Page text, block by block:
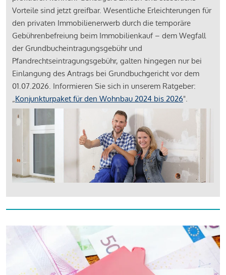
Vorteile sind jetzt greifbar. Wesentliche Erleichterungen für
den privaten Immobilienerwerb durch die temporäre
Gebührenbefreiung beim Immobilienkauf – dem Wegfall
der Grundbucheintragungsgebühr und
Pfandrechtseintragungsgebühr, galten hingegen nur bei
Einlangung des Antrags bei Grundbuchgericht vor dem
01.07.2026. Informieren Sie sich in unserem Ratgeber:
„Konjunkturpaket für den Wohnbau 2024 bis 2026".